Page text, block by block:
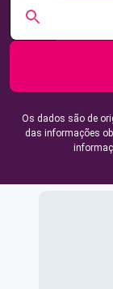
Os dados são de
das informações